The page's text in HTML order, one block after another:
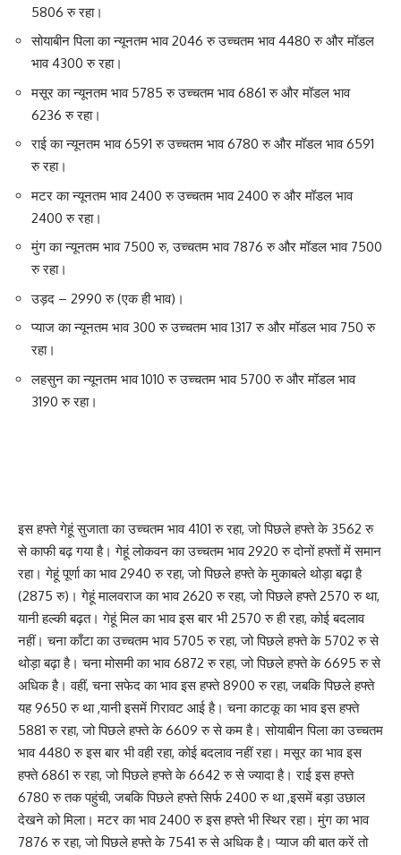
5806 रु रहा।
सोयाबीन पिला का न्यूनतम भाव 2046 रु उच्चतम भाव 4480 रु और मॉडल
भाव 4300 रु रहा।
मसूर का न्यूनतम भाव 5785 रु उच्चतम भाव 6861 रु और मॉडल भाव
6236 रु रहा।
राई का न्यूनतम भाव 6591 रु उच्चतम भाव 6780 रु और मॉडल भाव 6591
रु रहा।
मटर का न्यूनतम भाव 2400 रु उच्चतम भाव 2400 रु और मॉडल भाव
2400 रु रहा।
मुंग का न्यूनतम भाव 7500 रु, उच्चतम भाव 7876 रु और मॉडल भाव 7500
रु रहा।
उड़द – 2990 रु (एक ही भाव)।
प्याज का न्यूनतम भाव 300 रु उच्चतम भाव 1317 रु और मॉडल भाव 750 रु
रहा।
लहसुन का न्यूनतम भाव 1010 रु उच्चतम भाव 5700 रु और मॉडल भाव
3190 रु रहा।
इस हफ्ते गेहूं सुजाता का उच्चतम भाव 4101 रु रहा, जो पिछले हफ्ते के 3562 रु
से काफी बढ़ गया है। गेहूं लोकवन का उच्चतम भाव 2920 रु दोनों हफ्तों में समान
रहा। गेहूं पूर्णा का भाव 2940 रु रहा, जो पिछले हफ्ते के मुकाबले थोड़ा बढ़ा है
(2875 रु)। गेहूं मालवराज का भाव 2620 रु रहा, जो पिछले हफ्ते 2570 रु था,
यानी हल्की बढ़त। गेहूं मिल का भाव इस बार भी 2570 रु ही रहा, कोई बदलाव
नहीं। चना काँटा का उच्चतम भाव 5705 रु रहा, जो पिछले हफ्ते के 5702 रु से
थोड़ा बढ़ा है। चना मोसमी का भाव 6872 रु रहा, जो पिछले हफ्ते के 6695 रु से
अधिक है। वहीं, चना सफेद का भाव इस हफ्ते 8900 रु रहा, जबकि पिछले हफ्ते
यह 9650 रु था ,यानी इसमें गिरावट आई है। चना काटकू का भाव इस हफ्ते
5881 रु रहा, जो पिछले हफ्ते के 6609 रु से कम है। सोयाबीन पिला का उच्चतम
भाव 4480 रु इस बार भी वही रहा, कोई बदलाव नहीं रहा। मसूर का भाव इस
हफ्ते 6861 रु रहा, जो पिछले हफ्ते के 6642 रु से ज्यादा है। राई इस हफ्ते
6780 रु तक पहुंची, जबकि पिछले हफ्ते सिर्फ 2400 रु था ,इसमें बड़ा उछाल
देखने को मिला। मटर का भाव 2400 रु इस हफ्ते भी स्थिर रहा। मुंग का भाव
7876 रु रहा, जो पिछले हफ्ते के 7541 रु से अधिक है। प्याज की बात करें तो